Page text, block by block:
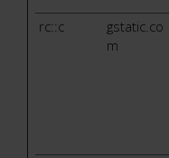
rc::c
gstatic.co
m